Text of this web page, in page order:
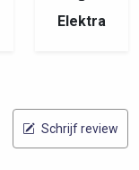
Elektra
Schrijf review